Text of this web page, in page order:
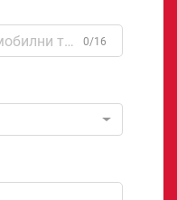
0/16